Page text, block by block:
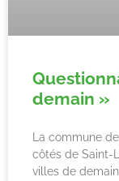
demain »
La commune
côtés de Saint-
villes de